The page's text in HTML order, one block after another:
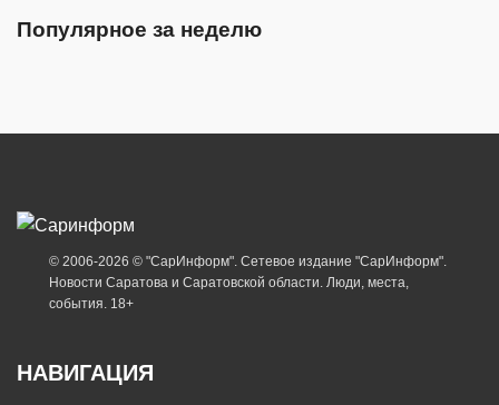
Популярное за неделю
© 2006-2026 © "СарИнформ". Сетевое издание "СарИнформ".
Новости Саратова и Саратовской области. Люди, места,
события. 18+
НАВИГАЦИЯ